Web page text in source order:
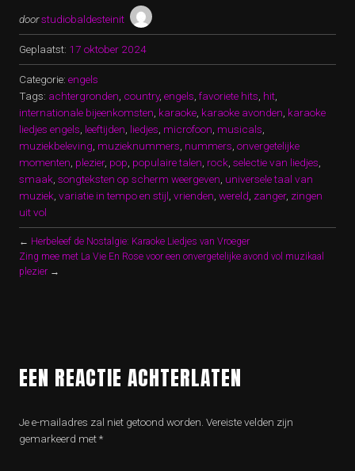
doorstudiobaldesteinit
Geplaatst: 17 oktober 2024
Categorie: engels
Tags: achtergronden country, engels favoriete hits hit
internationale bijeenkomsten karaoke karaoke avonden karaoke
liedjes engels leeftijden liedjes microfoon musicals
muziekbeleving muzieknummers nummers onvergetelijke
momenten plezier, pop populaire talen rock selectie van liedjes
smaak songteksten op scherm weergeven universele taal van
muziek variatie in tempo en stijl vrienden wereld zanger, zingen
uit vol
← Herbeleef de Nostalgie: Karaoke Liedjes van Vroeger
Zing mee met La Vie En Rose voor een onvergetelijke avond vol muzikaal
plezier →
EEN REACTIE ACHTERLATEN
Je e-mailadres zal niet getoond worden. Vereiste velden zijn
gemarkeerd met*